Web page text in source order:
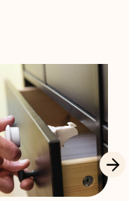
bevara kvaliteten.
utvecklad